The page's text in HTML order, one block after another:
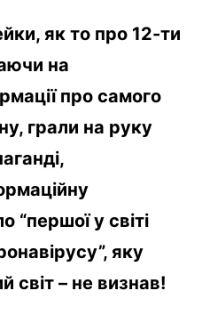
як то про 12-ти
на
про самого
грали на руку
“першої у світі
яку
світ – не визнав!